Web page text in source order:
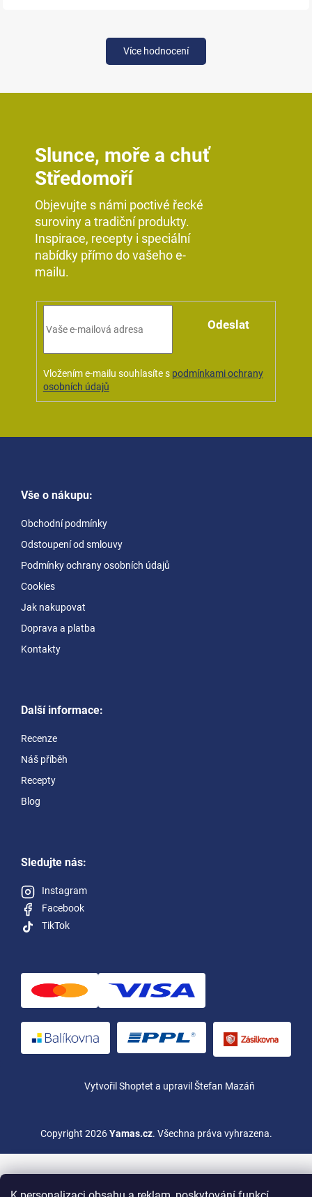
Více hodnocení
Slunce, moře a chuť
Středomoří
Objevujte s námi poctivé řecké
suroviny a tradiční produkty.
Inspirace, recepty i speciální
nabídky přímo do vašeho e-
mailu.
Vložením e-mailu souhlasíte s podmínkami ochrany
osobních údajů
Odeslat
Vše o nákupu:
Obchodní podmínky
Odstoupení od smlouvy
Podmínky ochrany osobních údajů
Cookies
Jak nakupovat
Doprava a platba
Kontakty
Další informace:
Recenze
Náš příběh
Recepty
Blog
Sledujte nás:
Instagram
Facebook
TikTok
Vytvořil Shoptet a upravil Štefan Mazáň
Copyright 2026Yamas.cz. Všechna práva vyhrazena.